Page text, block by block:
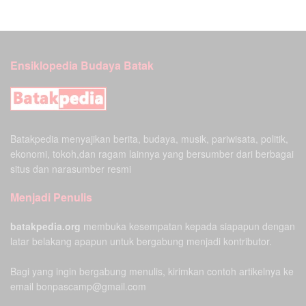
Ensiklopedia Budaya Batak
Batakpedia menyajikan berita, budaya, musik, pariwisata, politik,
ekonomi, tokoh,dan ragam lainnya yang bersumber dari berbagai
situs dan narasumber resmi
Menjadi Penulis
batakpedia.org membuka kesempatan kepada siapapun dengan
latar belakang apapun untuk bergabung menjadi kontributor.
Bagi yang ingin bergabung menulis, kirimkan contoh artikelnya ke
email bonpascamp@gmail.com